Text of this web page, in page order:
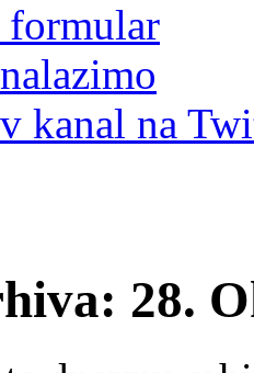
kanal na
28.